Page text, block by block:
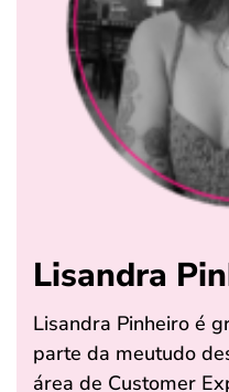
Lisandra
Lisandra Pinheiro é
parte da meutudo
área de Customer